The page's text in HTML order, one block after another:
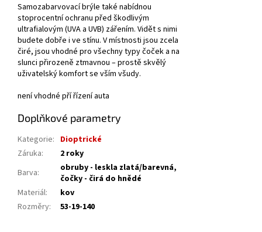
Samozabarvovací brýle také nabídnou
stoprocentní ochranu před škodlivým
ultrafialovým (UVA a UVB) zářením. Vidět s nimi
budete dobře i ve stínu. V místnosti jsou zcela
čiré, jsou vhodné pro všechny typy čoček a na
slunci přirozeně ztmavnou – prostě skvělý
uživatelský komfort se vším všudy.
není vhodné pří řízení auta
Doplňkové parametry
Kategorie: Dioptrické
Záruka:
2 roky
Barva:
obruby - leskla zlatá/barevná,
čočky - čirá do hnědé
Materiál:
kov
Rozměry: 53-19-140